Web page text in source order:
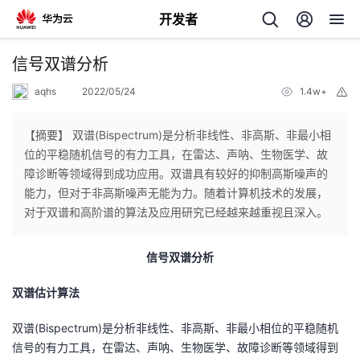
开发者
返
个
发
开
的
我
信号双谱分析
aqhs 2022/05/24 1.4w+
【摘要】 双谱(Bispectrum)是分析非线性、非高斯、非最小相
位的平稳随机信号的有力工具，在雷达、声呐、生物医学、故
障诊断等领域得到成功应用。双谱具有较好的抑制高斯噪声的
能力，但对于非高斯噪声无能为力。随着计算机技术的发展，
对于双谱和高阶谱的算法及应用研究已经越来越重视且深入。
信号双谱分析
双谱估计算法
双谱(Bispectrum)是分析非线性、非高斯、非最小相位的平稳随机
信号的有力工具，在雷达、声呐、生物医学、故障诊断等领域得到